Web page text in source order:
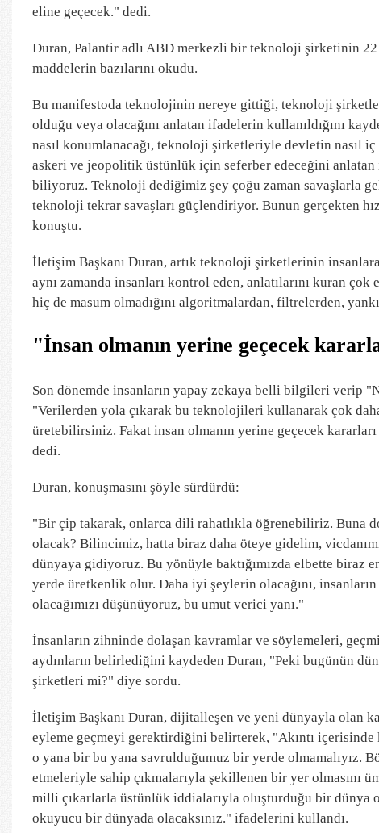
eline geçecek." dedi.
Duran, Palantir adlı ABD merkezli bir teknoloji şirketinin 22
maddelerin bazılarını okudu.
Bu manifestoda teknolojinin nereye gittiği, teknoloji
olduğu veya olacağını anlatan ifadelerin kullanıldığını
nasıl konumlanacağı, teknoloji şirketleriyle devletin nasıl
askeri ve jeopolitik üstünlük için seferber edeceğini
biliyoruz. Teknoloji dediğimiz şey çoğu zaman savaşlarla
teknoloji tekrar savaşları güçlendiriyor. Bunun gerçekten
konuştu.
İletişim Başkanı Duran, artık teknoloji şirketlerinin
aynı zamanda insanları kontrol eden, anlatılarını kuran
hiç de masum olmadığını algoritmalardan, filtrelerden,
"İnsan olmanın yerine geçecek
Son dönemde insanların yapay zekaya belli bilgileri verip
"Verilerden yola çıkarak bu teknolojileri kullanarak çok
üretebilirsiniz. Fakat insan olmanın yerine geçecek
dedi.
Duran, konuşmasını şöyle sürdürdü:
"Bir çip takarak, onlarca dili rahatlıkla öğrenebiliriz. Buna
olacak? Bilincimiz, hatta biraz daha öteye gidelim,
dünyaya gidiyoruz. Bu yönüyle baktığımızda elbette biraz
yerde üretkenlik olur. Daha iyi şeylerin olacağını, insanların
olacağımızı düşünüyoruz, bu umut verici yanı."
İnsanların zihninde dolaşan kavramlar ve söylemeleri,
aydınların belirlediğini kaydeden Duran, "Peki bugünün
şirketleri mi?" diye sordu.
İletişim Başkanı Duran, dijitalleşen ve yeni dünyayla olan
eyleme geçmeyi gerektirdiğini belirterek, "Akıntı
o yana bir bu yana savrulduğumuz bir yerde olmamalıyız.
etmeleriyle sahip çıkmalarıyla şekillenen bir yer olmasını
milli çıkarlarla üstünlük iddialarıyla oluşturduğu bir dünya
okuyucu bir dünyada olacaksınız." ifadelerini kullandı.